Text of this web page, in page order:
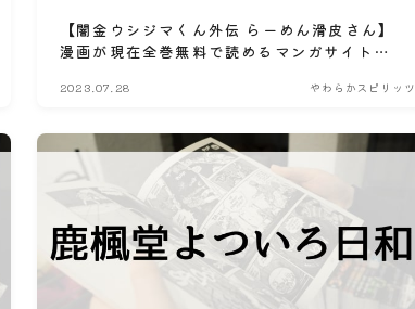
【闇金ウシジマくん外伝 らーめん滑皮さん】
漫画が現在全巻無料で読めるマンガサイトや
ビスのサブスク比較情報
2023.07.28 やわらかスピリッツ